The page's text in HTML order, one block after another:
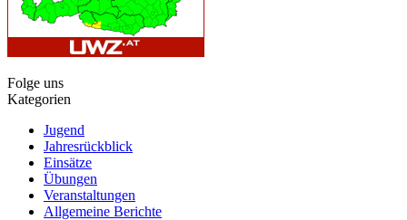
Folge uns
Kategorien
Jugend
Jahresrückblick
Einsätze
Übungen
Veranstaltungen
Allgemeine Berichte